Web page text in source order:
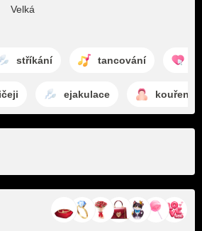
Velká
stříkání tancování
ejakulace kouření